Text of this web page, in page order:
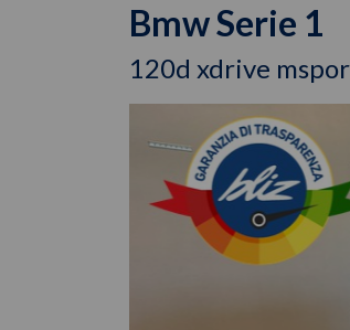
Bmw Serie 1
120d xdrive